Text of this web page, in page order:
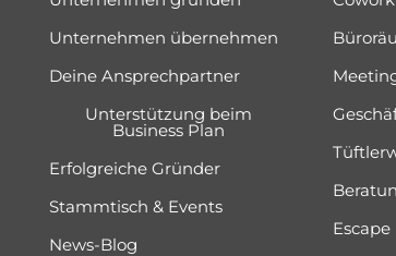
Unternehmen übernehmen
Deine Ansprechpartner
Unterstützung beim
Business Plan
Erfolgreiche Gründer
Stammtisch & Events
News-Blog